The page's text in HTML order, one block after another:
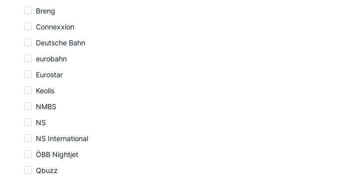
Breng
Connexxion
Deutsche Bahn
eurobahn
Eurostar
Keolis
NMBS
NS
NS International
ÖBB Nightjet
Qbuzz